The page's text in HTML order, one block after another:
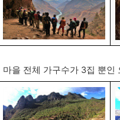
마을 전체 가구수가 3집 뿐인